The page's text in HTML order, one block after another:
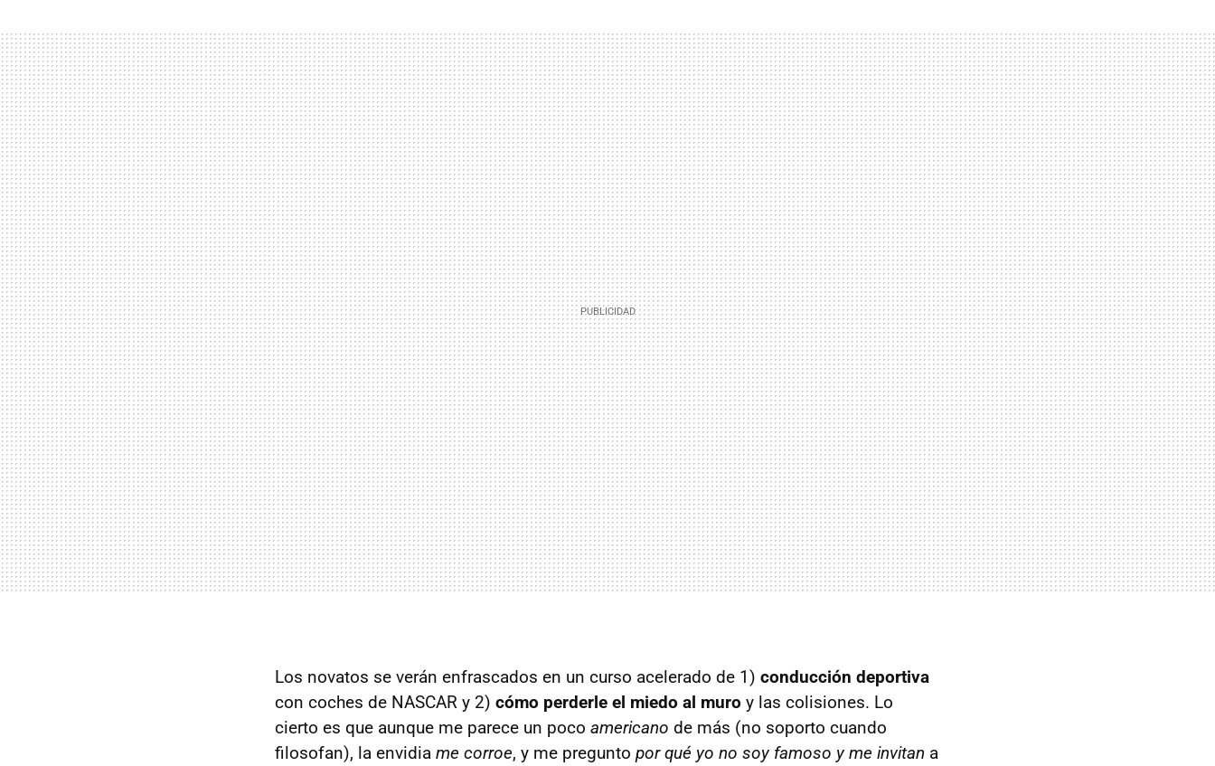
Los novatos se verán enfrascados en un curso acelerado de 1) conducción deportiva
con coches de NASCAR y 2) cómo perderle el miedo al muro y las colisiones. Lo
cierto es que aunque me parece un poco americano de más (no soporto cuando
filosofan), la envidia me corroe, y me pregunto por qué yo no soy famoso y me invitan a